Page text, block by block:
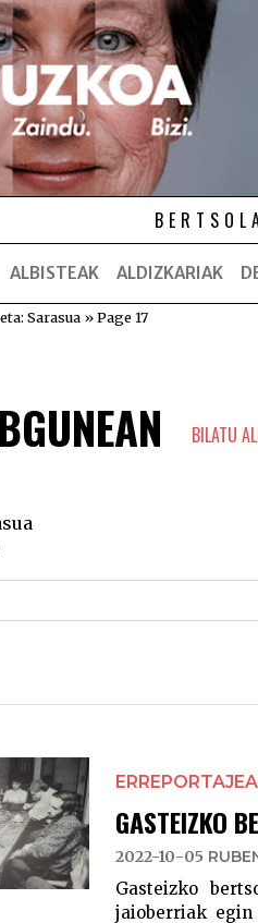
ALBISTEAK ALDIZKARIAK
Sarasua »Page 17
BILATU
GASTEIZKO
2022-10-05
Gasteizko
jaioberriak